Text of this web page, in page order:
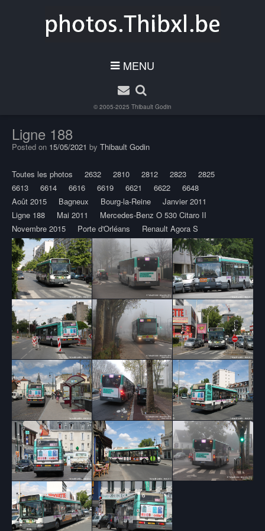
MENU
© 2005-2025 Thibault Godin
Ligne 188
Posted on 15/05/2021 by Thibault Godin
Toutes les photos 2632 2810 2812 2823
2825
6613
6614 6616 6619 6621 6622
6648
Août 2015
Bagneux Bourg-la-Reine
Janvier 2011
Ligne 188
Mai 2011
Mercedes-Benz O 530 Citaro II
Novembre 2015
Porte d'Orléans Renault Agora S